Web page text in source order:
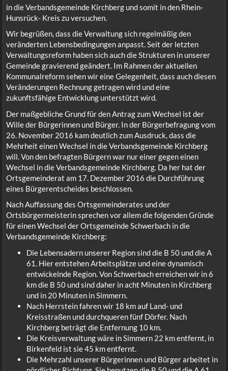
in die Verbandsgemeinde Kirchberg und somit in den Rhein-
Hunsrück- Kreis zu versuchen.
Wir begrüßen, dass die Verwaltung sich regelmäßig den
veränderten Lebensbedingungen anpasst. Seit der letzten
Verwaltungsreform haben sich auch die Strukturen in unserer
Gemeinde gravierend geändert. Im Rahmen der aktuellen
Kommunalreform sehen wir eine Gelegenheit, dass auch diesen
Veränderungen Rechnung getragen wird und eine
zukunftsfähige Entwicklung unterstützt wird.
Der maßgebliche Grund für den Antrag zum Wechsel ist der
Wille der Bürgerinnen und Bürger. In der Bürgerbefragung vom
26. November 2016 kam deutlich zum Ausdruck, dass die
Mehrheit einen Wechsel in die Verbandsgemeinde Kirchberg
will. Von den befragten Bürgern war nur einer gegen einen
Wechsel in die Verbandsgemeinde Kirchberg. Da her hat der
Ortsgemeinderat am 17. Dezember 2016 die Durchführung
eines Bürgerentscheides beschlossen.
Nach Auffassung des Ortsgemeinderates und der
Ortsbürgermeisterin sprechen vor allem die folgenden Gründe
für einen Wechsel der Ortsgemeinde Schwerbach in die
Verbandsgemeinde Kirchberg:
Die Lebensadern unserer Region sind die B 50 und die A
61. Hier entstehen Arbeitsplätze und eine dynamisch
entwickelnde Region. Von Schwerbach erreichen wir in 6
km die B 50 und sind daher in acht Minuten in Kirchberg
und in 20 Minuten in Simmern.
Nach Herrstein fahren wir 18 km auf Land- und
Kreisstraßen und durchqueren fünf Dörfer. Nach
Kirchberg beträgt die Entfernung 10 km.
Die Kreisverwaltung wäre in Simmern 22 km entfernt, in
Birkenfeld ist sie 45 km entfernt.
Die Mehrzahl unserer Bürgerinnen und Bürger arbeitet in